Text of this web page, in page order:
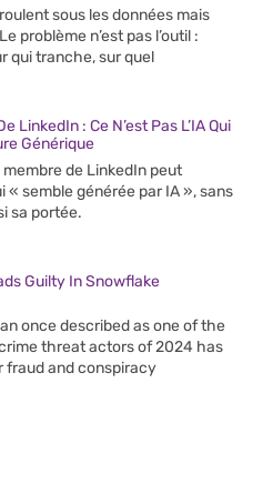
sous les données mais
problème n’est pas l’outil :
qui tranche, sur quel
LinkedIn : Ce N’est Pas L’IA Qui
Générique
de LinkedIn peut
« semble générée par IA », sans
sa portée.
Guilty In Snowflake
once described as one of the
threat actors of 2024 has
fraud and conspiracy